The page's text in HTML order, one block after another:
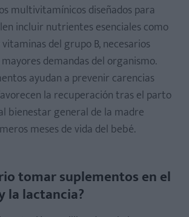
multivitamínicos diseñados para
incluir nutrientes esenciales como
vitaminas del grupo B, necesarios
demandas del organismo.
ayudan a prevenir carencias
la recuperación tras el parto
bienestar general de la madre
meses de vida del bebé.
tomar suplementos en el
la lactancia?